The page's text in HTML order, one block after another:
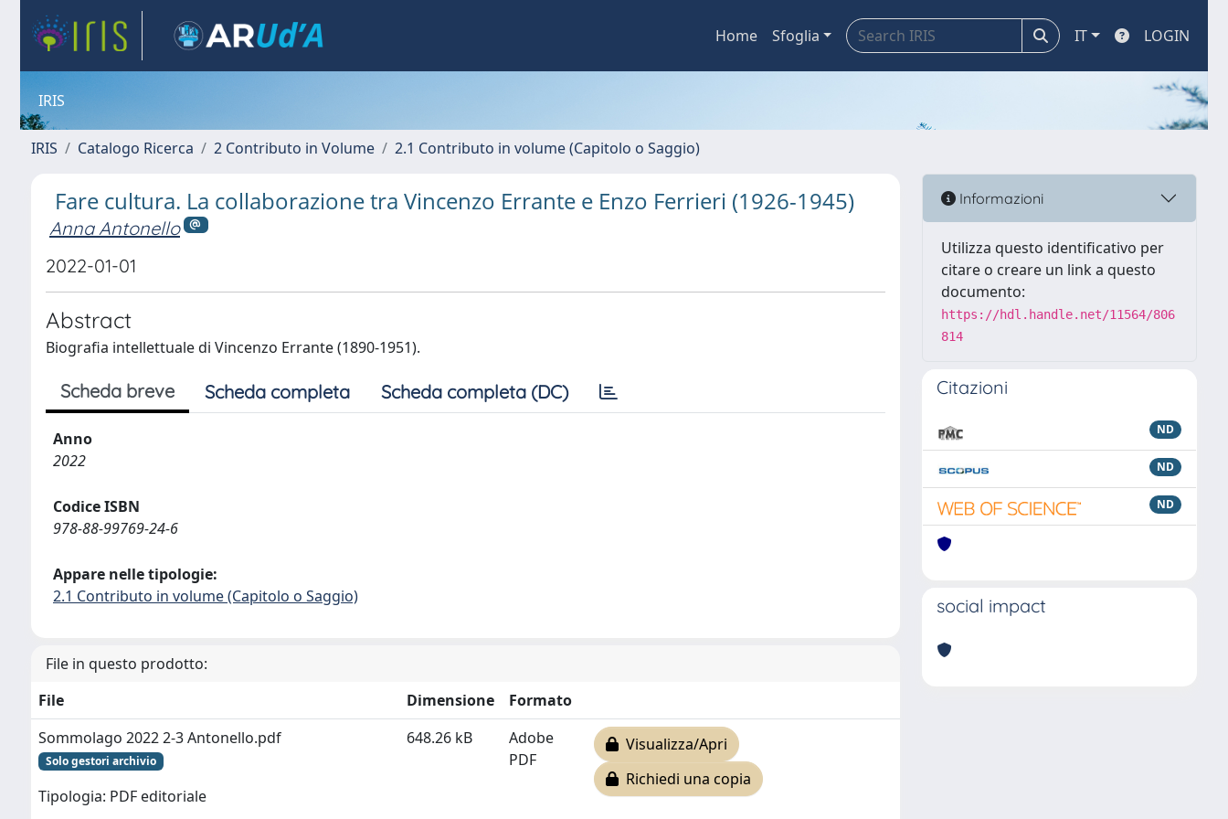
Home Sfoglia IT LOGIN
IRIS
IRIS Catalogo Ricerca 2 Contributo in Volume 2.1 Contributo in volume (Capitolo o Saggio)
Fare cultura. La collaborazione tra Vincenzo Errante e Enzo Ferrieri (1926-1945)
Anna Antonello
2022-01-01
Abstract
Biografia intellettuale di Vincenzo Errante (1890-1951).
Scheda breve Scheda completa Scheda completa (DC)
Anno
2022
Codice ISBN
978-88-99769-24-6
Appare nelle tipologie:
2.1 Contributo in volume (Capitolo o Saggio)
File in questo prodotto:
File
Dimensione
Formato
Sommolago 2022 2-3 Antonello.pdf
Solo gestori archivio
Tipologia: PDF editoriale
648.26 kB
Adobe
PDF
Visualizza/Apri
Richiedi una copia
Informazioni
Utilizza questo identificativo per
citare o creare un link a questo
documento:
https://hdl.handle.net/11564/806
814
Citazioni
ND
ND
ND
social impact